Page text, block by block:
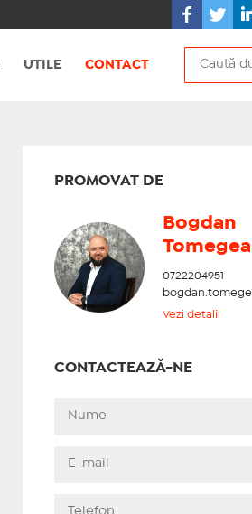
UTILE CONTACT
PROMOVAT DE
Bogdan
Tomegea
0722204951
Vezi detalii
CONTACTEAZĂ-NE